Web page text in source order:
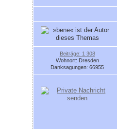
Beiträge: 1 308
Wohnort: Dresden
Danksagungen: 66955